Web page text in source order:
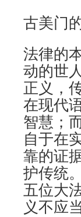
古美门
法律的
动的世
正义，
在现代
智慧；
自于在
靠的证
护传统
五位大
义不应